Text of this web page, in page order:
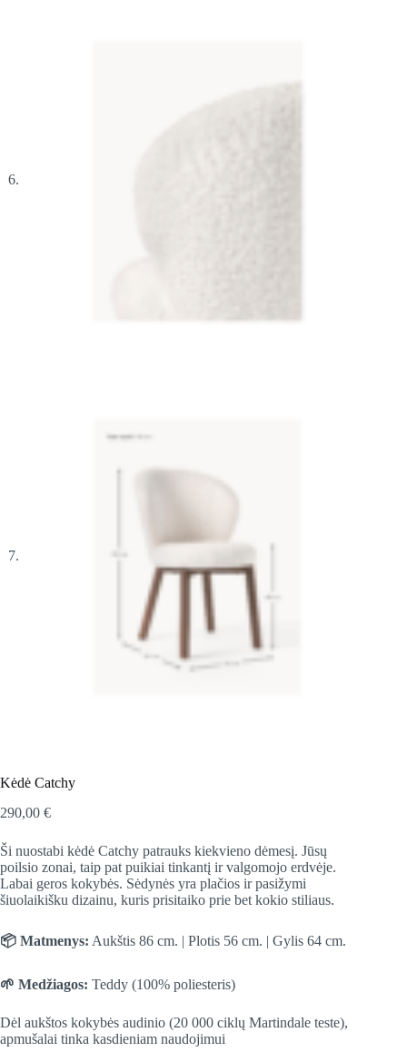
Kėdė Catchy
290,00 €
Ši nuostabi kėdė Catchy patrauks kiekvieno dėmesį. Jūsų
poilsio zonai, taip pat puikiai tinkantį ir valgomojo erdvėje.
Labai geros kokybės. Sėdynės yra plačios ir pasižymi
šiuolaikišku dizainu, kuris prisitaiko prie bet kokio stiliaus.
📦 Matmenys: Aukštis 86 cm. | Plotis 56 cm. | Gylis 64 cm.
🌱 Medžiagos: Teddy (100% poliesteris)
Dėl aukštos kokybės audinio (20 000 ciklų Martindale teste),
apmušalai tinka kasdieniam naudojimui